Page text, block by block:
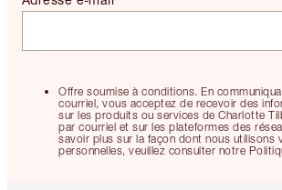
Offre soumise à conditions. En
courriel, vous acceptez de recevoir des
sur les produits ou services de Charlotte
par courriel et sur les plateformes des
savoir plus sur la façon dont nous utilisons
personnelles, veuillez consulter notre